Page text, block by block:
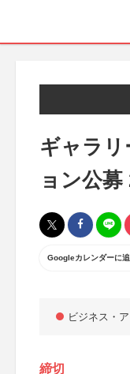
ギャラ
ョン公募
Googleカレンダーに
ビジネス・
締切